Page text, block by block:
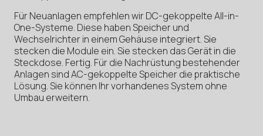
Für Neuanlagen empfehlen wir DC-gekoppelte All-in-
One-Systeme. Diese haben Speicher und
Wechselrichter in einem Gehäuse integriert. Sie
stecken die Module ein. Sie stecken das Gerät in die
Steckdose. Fertig. Für die Nachrüstung bestehender
Anlagen sind AC-gekoppelte Speicher die praktische
Lösung. Sie können Ihr vorhandenes System ohne
Umbau erweitern.